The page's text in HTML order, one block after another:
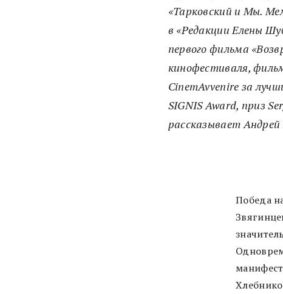
«Тарковский и Мы.
в «Редакции Елены
первого фильма
кинофестиваля,
CinemAvvenire за
SIGNIS Award, приз
рассказывает Андрей
Победа